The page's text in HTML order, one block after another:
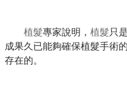
植髮專家說明， 植髮 只
成果久已能夠確保植髮手術
存在的。